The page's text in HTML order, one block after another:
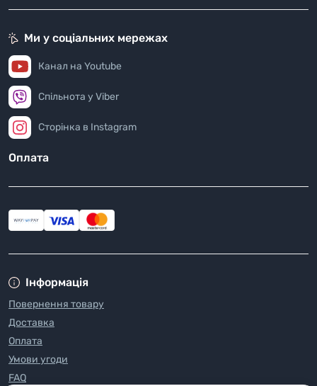
Інформація
Повернення товару
Доставка
Оплата
Умови угоди
FAQ
Ми у соціальних мережах
Канал на Youtube
Спільнота у Viber
Сторінка в Instagram
Оплата